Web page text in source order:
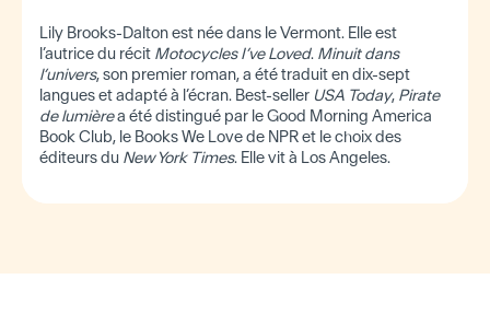
Lily Brooks-Dalton est née dans le Vermont. Elle est
l’autrice du récit Motocycles I’ve Loved. Minuit dans
l’univers, son premier roman, a été traduit en dix-sept
langues et adapté à l’écran. Best-seller USA Today, Pirate
de lumièrea été distingué par le Good Morning America
Book Club, le Books We Love de NPR et le choix des
éditeurs du New York Times. Elle vit à Los Angeles.